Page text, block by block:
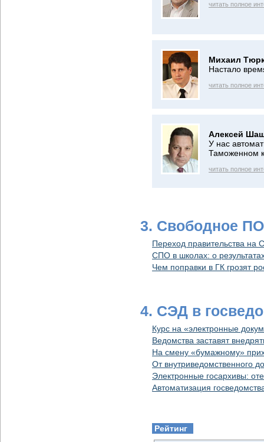
читать полное
Михаил
Настало
читать полное
Алексей
У нас
Таможенном
читать полное
3. Свободное
Переход правительства на
СПО в школах: о
Чем поправки в ГК грозят
4. СЭД в
Курс на «электронные
Ведомства заставят
На смену «бумажному»
От внутриведомственного
Электронные госархивы:
Автоматизация
Рейтинг